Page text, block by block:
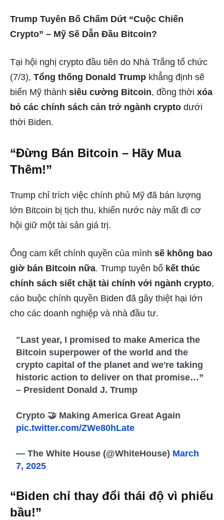
Trump Tuyên Bố Chấm Dứt “Cuộc Chiến
Crypto” – Mỹ Sẽ Dẫn Đầu Bitcoin?
Tại hội nghị crypto đầu tiên do Nhà Trắng tổ chức
(7/3), Tổng thống Donald Trump khẳng định sẽ
biến Mỹ thành siêu cường Bitcoin, đồng thời xóa
bỏ các chính sách cản trở ngành crypto dưới
thời Biden.
“Đừng Bán Bitcoin – Hãy Mua
Thêm!”
Trump chỉ trích việc chính phủ Mỹ đã bán lượng
lớn Bitcoin bị tịch thu, khiến nước này mất đi cơ
hội giữ một tài sản giá trị.
Ông cam kết chính quyền của mình sẽ không bao
giờ bán Bitcoin nữa. Trump tuyên bố kết thúc
chính sách siết chặt tài chính với ngành crypto,
cáo buộc chính quyền Biden đã gây thiệt hại lớn
cho các doanh nghiệp và nhà đầu tư.
"Last year, I promised to make America the
Bitcoin superpower of the world and the
crypto capital of the planet and we're taking
historic action to deliver on that promise…”
– President Donald J. Trump
Crypto 🤝 Making America Great Again
pic.twitter.com/ZWe80hLate
— The White House (@WhiteHouse) March
7, 2025
“Biden chỉ thay đổi thái độ vì phiếu
bầu!”